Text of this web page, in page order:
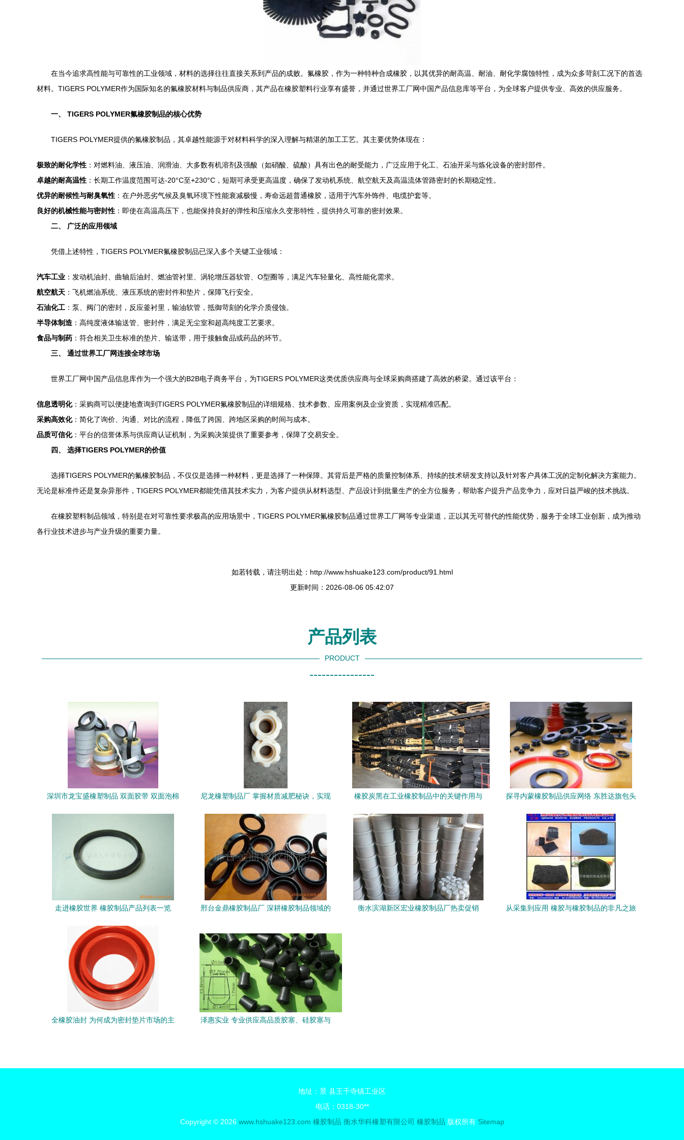
在当今追求高性能与可靠性的工业领域，材料的选择往往直接关系到产品的成败。氟橡胶，作为一种特种合成橡胶，以其优异的耐高温、耐油、耐化学腐蚀特性，成为众多苛刻工况下的首选
材料。TIGERS POLYMER作为国际知名的氟橡胶材料与制品供应商，其产品在橡胶塑料行业享有盛誉，并通过世界工厂网中国产品信息库等平台，为全球客户提供专业、高效的供应服务。
一、 TIGERS POLYMER氟橡胶制品的核心优势
TIGERS POLYMER提供的氟橡胶制品，其卓越性能源于对材料科学的深入理解与精湛的加工工艺。其主要优势体现在：
极致的耐化学性 ：对燃料油、液压油、润滑油、大多数有机溶剂及强酸（如硝酸、硫酸）具有出色的耐受能力，广泛应用于化工、石油开采与炼化设备的密封部件。
卓越的耐高温性 ：长期工作温度范围可达-20°C至+230°C，短期可承受更高温度，确保了发动机系统、航空航天及高温流体管路密封的长期稳定性。
优异的耐候性与耐臭氧性 ：在户外恶劣气候及臭氧环境下性能衰减极慢，寿命远超普通橡胶，适用于汽车外饰件、电缆护套等。
良好的机械性能与密封性 ：即使在高温高压下，也能保持良好的弹性和压缩永久变形特性，提供持久可靠的密封效果。
二、 广泛的应用领域
凭借上述特性，TIGERS POLYMER氟橡胶制品已深入多个关键工业领域：
汽车工业 ：发动机油封、曲轴后油封、燃油管衬里、涡轮增压器软管、O型圈等，满足汽车轻量化、高性能化需求。
航空航天 ：飞机燃油系统、液压系统的密封件和垫片，保障飞行安全。
石油化工 ：泵、阀门的密封，反应釜衬里，输油软管，抵御苛刻的化学介质侵蚀。
半导体制造 ：高纯度液体输送管、密封件，满足无尘室和超高纯度工艺要求。
食品与制药 ：符合相关卫生标准的垫片、输送带，用于接触食品或药品的环节。
三、 通过世界工厂网连接全球市场
世界工厂网中国产品信息库作为一个强大的B2B电子商务平台，为TIGERS POLYMER这类优质供应商与全球采购商搭建了高效的桥梁。通过该平台：
信息透明化：采购商可以便捷地查询到TIGERS POLYMER氟橡胶制品的详细规格、技术参数、应用案例及企业资质，实现精准匹配。
采购高效化：简化了询价、沟通、对比的流程，降低了跨国、跨地区采购的时间与成本。
品质可信化：平台的信誉体系与供应商认证机制，为采购决策提供了重要参考，保障了交易安全。
四、 选择TIGERS POLYMER的价值
选择TIGERS POLYMER的氟橡胶制品，不仅仅是选择一种材料，更是选择了一种保障。其背后是严格的质量控制体系、持续的技术研发支持以及针对客户具体工况的定制化解决方案能力。
无论是标准件还是复杂异形件，TIGERS POLYMER都能凭借其技术实力，为客户提供从材料选型、产品设计到批量生产的全方位服务，帮助客户提升产品竞争力，应对日益严峻的技术挑战。
在橡胶塑料制品领域，特别是在对可靠性要求极高的应用场景中，TIGERS POLYMER氟橡胶制品通过世界工厂网等专业渠道，正以其无可替代的性能优势，服务于全球工业创新，成为推动
各行业技术进步与产业升级的重要力量。
如若转载，请注明出处：http://www.hshuake123.com/product/91.html
更新时间：2026-08-06 05:42:07
产品列表
PRODUCT
----------------
深圳市龙宝盛橡塑制品 双面胶带 双面泡棉
尼龙橡塑制品厂 掌握材质减肥秘诀，实现
橡胶炭黑在工业橡胶制品中的关键作用与
探寻内蒙橡胶制品供应网络 东胜达旗包头
走进橡胶世界 橡胶制品产品列表一览
邢台金鼎橡胶制品厂 深耕橡胶制品领域的
衡水滨湖新区宏业橡胶制品厂热卖促销
从采集到应用 橡胶与橡胶制品的非凡之旅
全橡胶油封 为何成为密封垫片市场的主
泽惠实业 专业供应高品质胶塞、硅胶塞与
地址：景 县王千寺镇工业区
电话：0318-30**
Copyright © 2026 www.hshuake123.com 橡胶制品 衡水华科橡塑有限公司 橡胶制品 版权所有 Sitemap